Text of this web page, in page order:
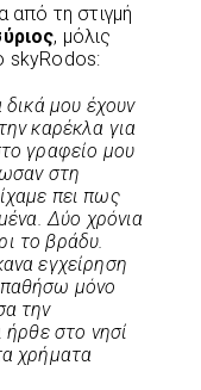
από τη στιγμή
, μόλις
skyRodos:
μου έχουν
καρέκλα για
γραφείο μου
στη
πει πως
Δύο χρόνια
το βράδυ.
εγχείρηση
μόνο
την
ήρθε στο νησί
χρήματα